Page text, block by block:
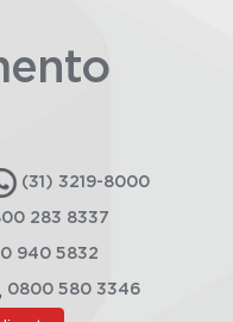
(31) 3219-8000
283 8337
940 5832
0800 580 3346